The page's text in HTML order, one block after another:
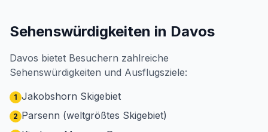
Sehenswürdigkeiten in Davos
Davos bietet Besuchern zahlreiche
Sehenswürdigkeiten und Ausflugsziele:
1 Jakobshorn Skigebiet
2 Parsenn (weltgrößtes Skigebiet)